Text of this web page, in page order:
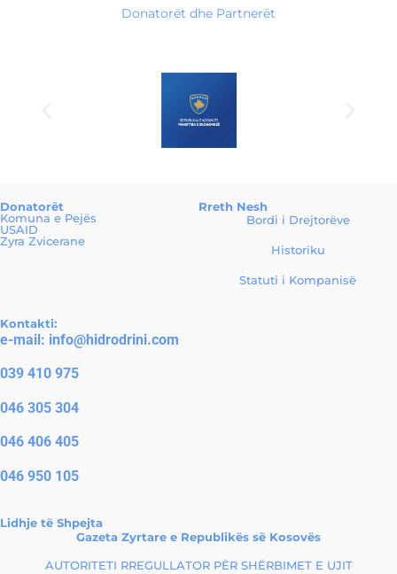
Donatorët dhe Partnerët
Donatorët
Komuna e Pejës
USAID
Zyra Zvicerane
Rreth Nesh
Bordi i Drejtorëve
Historiku
Statuti i Kompanisë
Kontakti:
e-mail: info@hidrodrini.com
039 410 975
046 305 304
046 406 405
046 950 105
Lidhje të Shpejta
Gazeta Zyrtare e Republikës së Kosovës
AUTORITETI RREGULLATOR PËR SHËRBIMET E UJIT